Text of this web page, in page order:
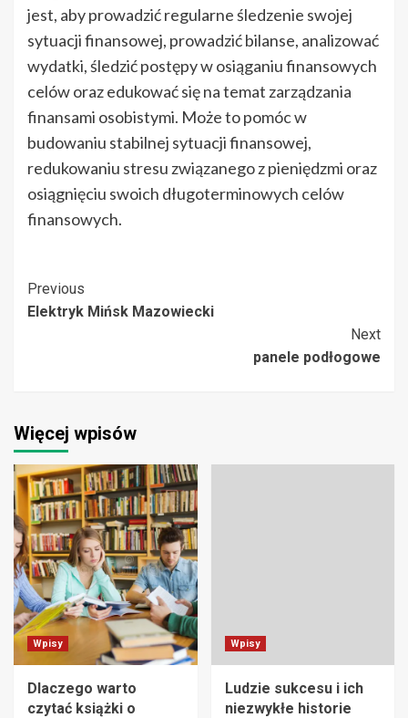
jest, aby prowadzić regularne śledzenie swojej
sytuacji finansowej, prowadzić bilanse, analizować
wydatki, śledzić postępy w osiąganiu finansowych
celów oraz edukować się na temat zarządzania
finansami osobistymi. Może to pomóc w
budowaniu stabilnej sytuacji finansowej,
redukowaniu stresu związanego z pieniędzmi oraz
osiągnięciu swoich długoterminowych celów
finansowych.
Post
Navigation
Previous
Elektryk Mińsk Mazowiecki
Next
panele podłogowe
Więcej wpisów
Wpisy
Dlaczego warto
czytać książki o
Wpisy
Ludzie sukcesu i ich
niezwykłe historie